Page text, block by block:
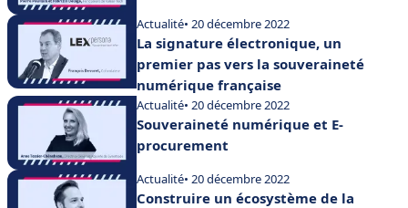
Actualité• 20 décembre 2022
La signature électronique, un
premier pas vers la souveraineté
numérique française
Actualité• 20 décembre 2022
Souveraineté numérique et E-
procurement
Actualité• 20 décembre 2022
Construire un écosystème de la